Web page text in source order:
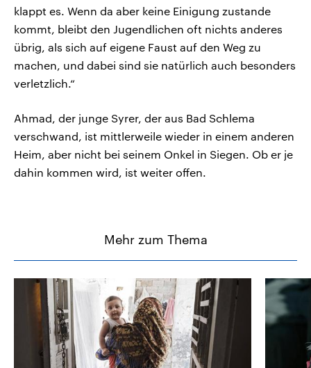
klappt es. Wenn da aber keine Einigung zustande
kommt, bleibt den Jugendlichen oft nichts anderes
übrig, als sich auf eigene Faust auf den Weg zu
machen, und dabei sind sie natürlich auch besonders
verletzlich.“
Ahmad, der junge Syrer, der aus Bad Schlema
verschwand, ist mittlerweile wieder in einem anderen
Heim, aber nicht bei seinem Onkel in Siegen. Ob er je
dahin kommen wird, ist weiter offen.
Mehr zum Thema